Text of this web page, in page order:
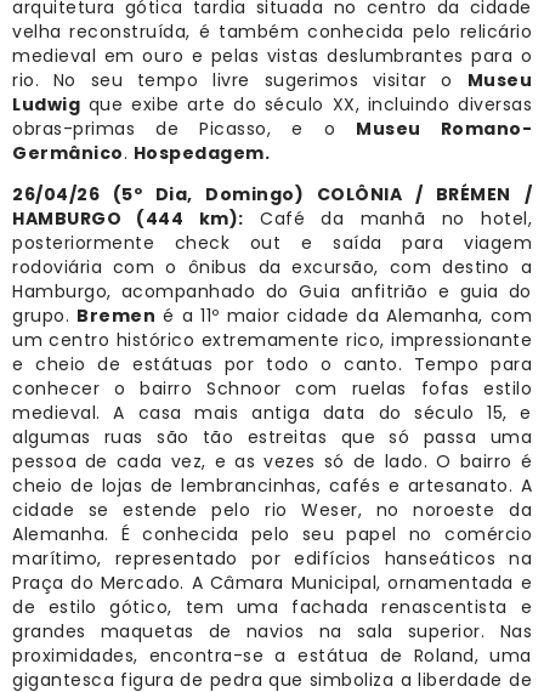
arquitetura gótica tardia situada no centro da cidade
velha reconstruída, é também conhecida pelo relicário
medieval em ouro e pelas vistas deslumbrantes para o
rio. No seu tempo livre sugerimos visitar o Museu
Ludwig que exibe arte do século XX, incluindo diversas
obras-primas de Picasso, e o Museu Romano-
Germânico. Hospedagem.
26/04/26 (5º Dia, Domingo) COLÔNIA / BRÉMEN /
HAMBURGO (444 km): Café da manhã no hotel,
posteriormente check out e saída para viagem
rodoviária com o ônibus da excursão, com destino a
Hamburgo, acompanhado do Guia anfitrião e guia do
grupo. Bremen é a 11º maior cidade da Alemanha, com
um centro histórico extremamente rico, impressionante
e cheio de estátuas por todo o canto. Tempo para
conhecer o bairro Schnoor com ruelas fofas estilo
medieval. A casa mais antiga data do século 15, e
algumas ruas são tão estreitas que só passa uma
pessoa de cada vez, e as vezes só de lado. O bairro é
cheio de lojas de lembrancinhas, cafés e artesanato. A
cidade se estende pelo rio Weser, no noroeste da
Alemanha. É conhecida pelo seu papel no comércio
marítimo, representado por edifícios hanseáticos na
Praça do Mercado. A Câmara Municipal, ornamentada e
de estilo gótico, tem uma fachada renascentista e
grandes maquetas de navios na sala superior. Nas
proximidades, encontra-se a estátua de Roland, uma
gigantesca figura de pedra que simboliza a liberdade de